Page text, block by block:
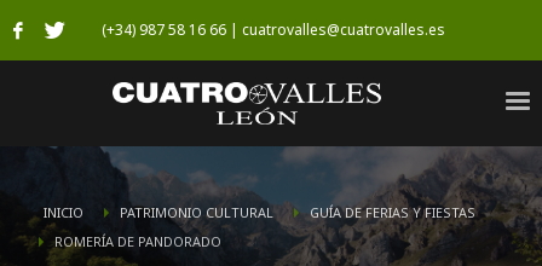
(+34) 987 58 16 66 | cuatrovalles@cuatrovalles.es
INICIO PATRIMONIO CULTURAL
GUÍA DE FERIAS Y FIESTAS
ROMERÍA DE PANDORADO